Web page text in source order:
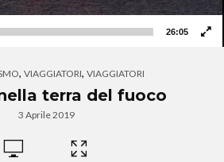
26:05
, VIAGGIATORI, VIAGGIATORI
terra del fuoco
3 Aprile 2019